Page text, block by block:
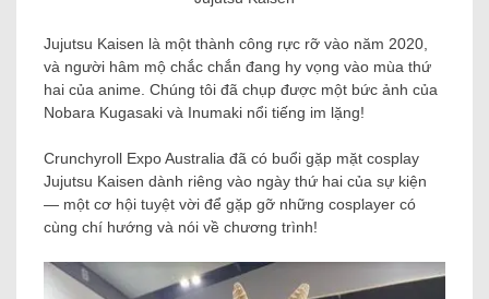
Jujutsu Kaisen là một thành công rực rỡ vào năm 2020,
và người hâm mộ chắc chắn đang hy vọng vào mùa thứ
hai của anime. Chúng tôi đã chụp được một bức ảnh của
Nobara Kugasaki và Inumaki nổi tiếng im lặng!
Crunchyroll Expo Australia đã có buổi gặp mặt cosplay
Jujutsu Kaisen dành riêng vào ngày thứ hai của sự kiện
— một cơ hội tuyệt vời để gặp gỡ những cosplayer có
cùng chí hướng và nói về chương trình!